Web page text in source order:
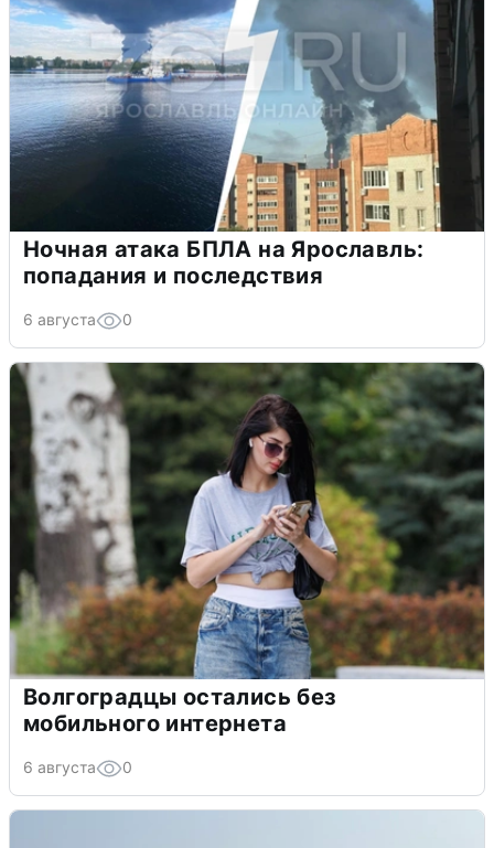
Ночная атака БПЛА на Ярославль:
попадания и последствия
6 августа 0
Волгоградцы остались без
мобильного интернета
6 августа 0